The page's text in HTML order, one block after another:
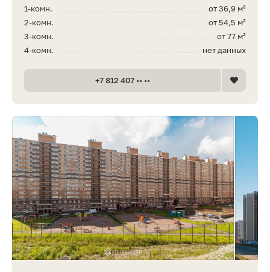
от 36,9 м²
1-комн.
от 54,5 м²
2-комн.
от 77 м²
3-комн.
нет данных
4-комн.
+7 812 407 •• ••